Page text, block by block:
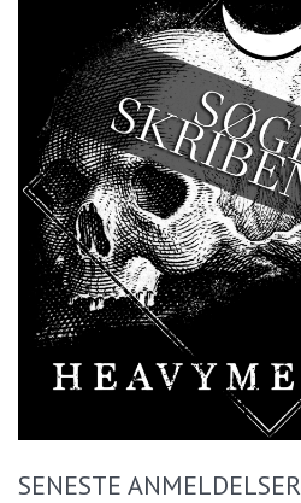
SENESTE ANMELDELSER